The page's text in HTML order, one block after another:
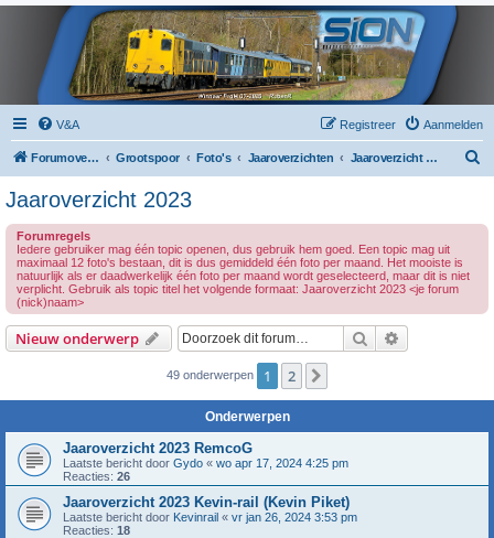
V&A Aanmelden
Registreer
Forumoverzicht Grootspoor Foto's Jaaroverzichten Jaaroverzicht 2023
Jaaroverzicht 2023
Forumregels
Iedere gebruiker mag één topic openen, dus gebruik hem goed. Een topic mag uit
maximaal 12 foto's bestaan, dit is dus gemiddeld één foto per maand. Het mooiste is
natuurlijk als er daadwerkelijk één foto per maand wordt geselecteerd, maar dit is niet
verplicht. Gebruik als topic titel het volgende formaat: Jaaroverzicht 2023 <je forum
(nick)naam>
Nieuw onderwerp Zoek
49 onderwerpen 1 2
Onderwerpen
Jaaroverzicht 2023 RemcoG
Laatste bericht door Gydo « wo apr 17, 2024 4:25 pm
Reacties: 26
Jaaroverzicht 2023 Kevin-rail (Kevin Piket)
Laatste bericht door Kevinrail « vr jan 26, 2024 3:53 pm
Reacties: 18